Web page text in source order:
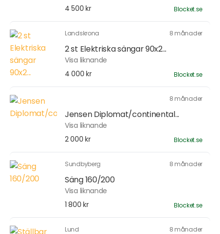
4 500 kr
Blocket.se
Landskrona 8 månader
2 st Elektriska sängar 90x2...
Visa liknande
4 000 kr
Blocket.se
8 månader
Jensen Diplomat/continental...
Visa liknande
2 000 kr
Blocket.se
Sundbyberg 8 månader
Säng 160/200
Visa liknande
1 800 kr
Blocket.se
Lund 8 månader